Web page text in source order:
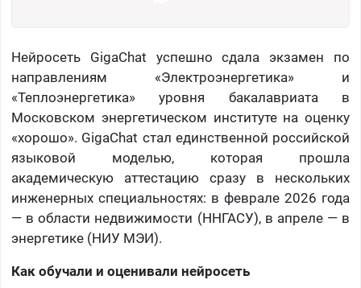
Нейросеть GigaChat успешно сдала экзамен по
направлениям «Электроэнергетика» и
«Теплоэнергетика» уровня бакалавриата в
Московском энергетическом институте на оценку
«хорошо». GigaChat стал единственной российской
языковой моделью, которая прошла
академическую аттестацию сразу в нескольких
инженерных специальностях: в феврале 2026 года
— в области недвижимости (ННГАСУ), в апреле — в
энергетике (НИУ МЭИ).
Как обучали и оценивали нейросеть